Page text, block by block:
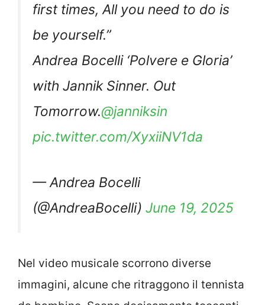
first times, All you need to do is
be yourself.”
Andrea Bocelli ‘Polvere e Gloria’
with Jannik Sinner. Out
Tomorrow.@janniksin
pic.twitter.com/XyxiiNV1da
— Andrea Bocelli
(@AndreaBocelli) June 19, 2025
Nel video musicale scorrono diverse
immagini, alcune che ritraggono il tennista